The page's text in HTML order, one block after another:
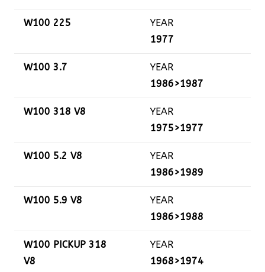
W100 225
YEAR
1977
W100 3.7
YEAR
1986>1987
W100 318 V8
YEAR
1975>1977
W100 5.2 V8
YEAR
1986>1989
W100 5.9 V8
YEAR
1986>1988
W100 PICKUP 318
V8
YEAR
1968>1974